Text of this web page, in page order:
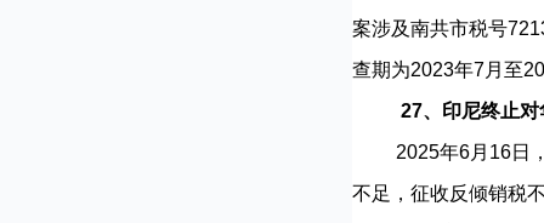
案涉及南共市税号
查期为2023年7月至
27、印尼终止
2025年6月16日，
不足，征收反倾销税